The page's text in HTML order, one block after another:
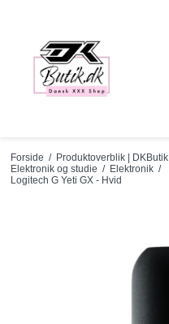
Forside / Produktoverblik | DKButik
Elektronik og studie / Elektronik /
Logitech G Yeti GX - Hvid